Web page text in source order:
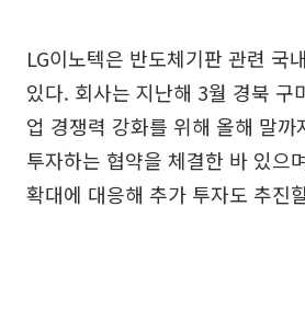
LG이노텍은 반도체기판 관련 국
있다. 회사는 지난해 3월 경북 구
업 경쟁력 강화를 위해 올해 말
투자하는 협약을 체결한 바 있으
확대에 대응해 추가 투자도 추진